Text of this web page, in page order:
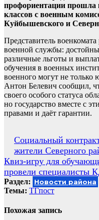
профориентации прошла
классов с военным
Куйбышевского и
Представитель
военной службы:
различные льготы и
обучения в военных
военного могут не
Антон Белевич сообщил,
своего особого статуса
но государство вместе с
правами и даёт гарантии.
Навигация
по
записям
Социальный
жители Северного
Квиз-игру для
провели специалисты
Раздел: Новости района
Темы: ТГпост
Похожая запись